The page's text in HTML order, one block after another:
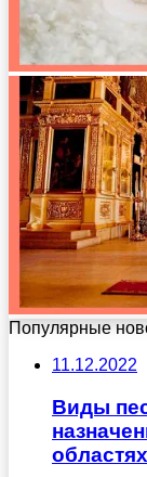
Популярные
11.12.2022
Виды
областях